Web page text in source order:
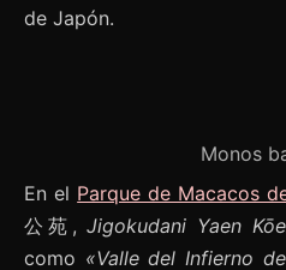
de Japón.
Monos
En el Parque de Macacos
公苑,Jigokudani Yaen
como «Valle del Infierno